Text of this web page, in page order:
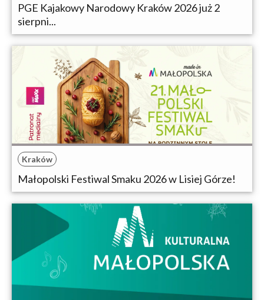
PGE Kajakowy Narodowy Kraków 2026 już 2
sierpni...
Kraków
Małopolski Festiwal Smaku 2026 w Lisiej Górze!